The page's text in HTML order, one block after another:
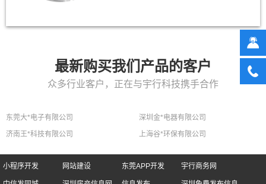
最新购买我们产品的客户
众多行业客户，正在与宇行科技携手合作
东莞大*电子有限公司
深圳金*电器有限公司
济南王*科技有限公司
上海谷*环保有限公司
小程序开发 网站建设 东莞APP开发 宇行商务网